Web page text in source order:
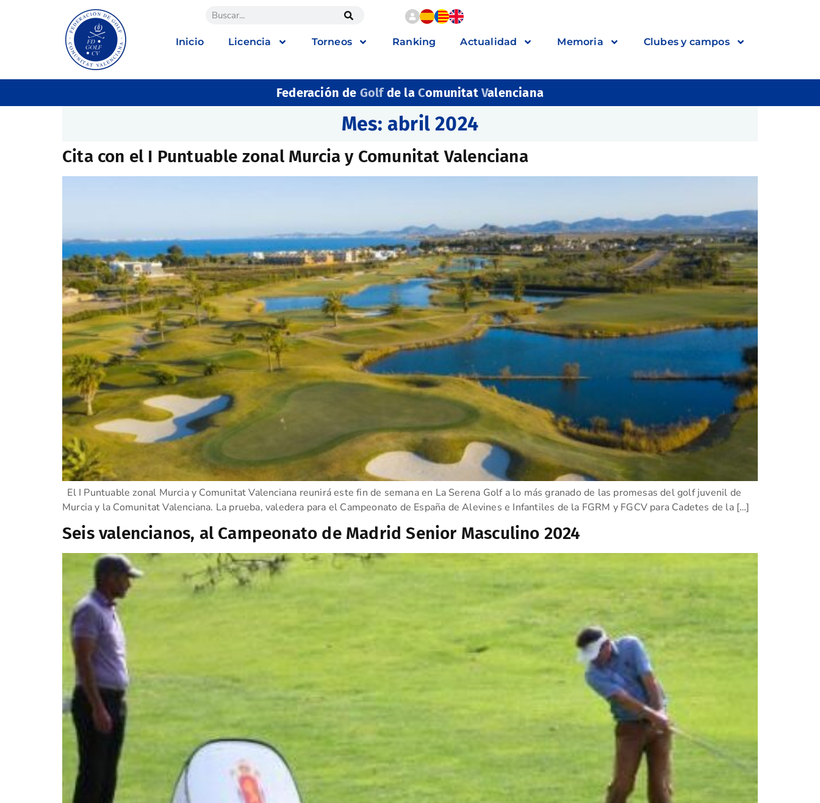
Inicio Licencia Torneos Ranking Actualidad Memoria Clubes y campos
Federación de Golfde la ComunitatValenciana
Mes: abril 2024
Cita con el I Puntuable zonal Murcia y Comunitat Valenciana
El I Puntuable zonal Murcia y Comunitat Valenciana reunirá este fin de semana en La Serena Golf a lo más granado de las promesas del golf juvenil de
Murcia y la Comunitat Valenciana. La prueba, valedera para el Campeonato de España de Alevines e Infantiles de la FGRM y FGCV para Cadetes de la […]
Seis valencianos, al Campeonato de Madrid Senior Masculino 2024